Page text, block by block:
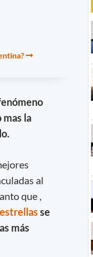
la
al
que ,
estrellas se
más